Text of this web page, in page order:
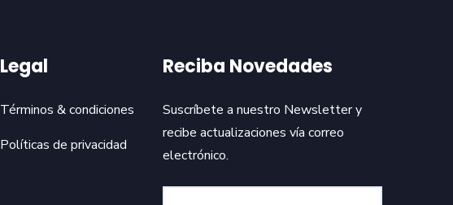
Legal
Términos & condiciones
Políticas de privacidad
Reciba Novedades
Suscríbete a nuestro Newsletter y
recibe actualizaciones vía correo
electrónico.